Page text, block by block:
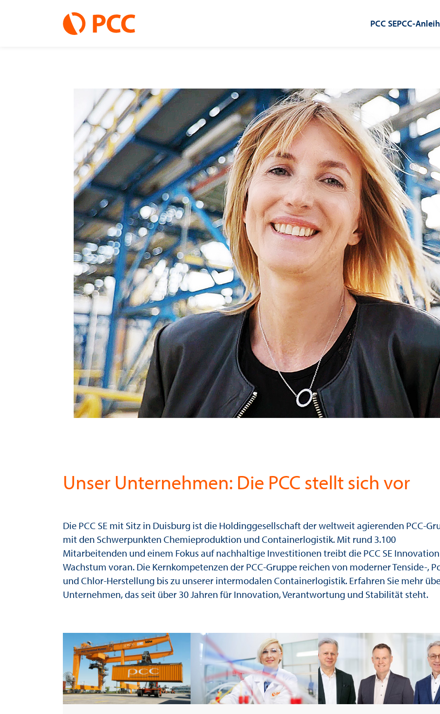
PCC SEPCC-
Die PCC: über 30 Jahre
Wachstum und
Unser Unternehmen: Die PCC stellt sich vor
Die PCC SE mit Sitz in Duisburg ist die Holdinggesellschaft der weltweit agierenden PCC-
mit den Schwerpunkten Chemieproduktion und Containerlogistik. Mit rund 3.100
Mitarbeitenden und einem Fokus auf nachhaltige Investitionen treibt die PCC SE
Wachstum voran. Die Kernkompetenzen der PCC-Gruppe reichen von moderner Tenside-,
und Chlor-Herstellung bis zu unserer intermodalen Containerlogistik. Erfahren Sie mehr
Unternehmen, das seit über 30 Jahren für Innovation, Verantwortung und Stabilität steht.